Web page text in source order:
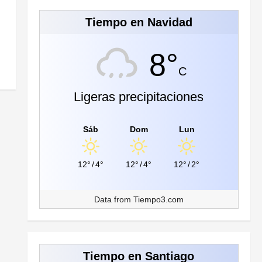
Tiempo en Navidad
8°C
Ligeras precipitaciones
Sáb
12° /4°
Dom
12° /4°
Lun
12° /2°
Data from Tiempo3.com
Tiempo en Santiago